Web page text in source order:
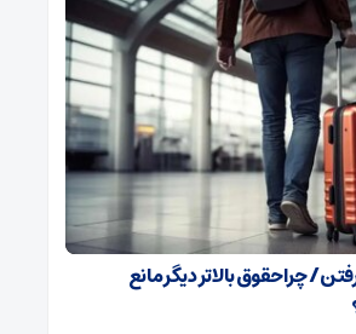
/ چرا حقوق بالاتر دیگر مانع